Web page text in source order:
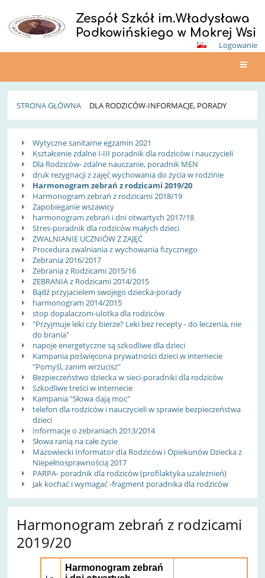
Zespół Szkół im.Władysława
Podkowińskiego w Mokrej Wsi
Logowanie
STRONA GŁÓWNA DLA RODZICÓW-INFORMACJE, PORADY
Dla
rodziców-
informacje,
porady
Wytyczne sanitarne egzamin 2021
Kształcenie zdalne I-III poradnik dla rodziców i nauczycieli
Dla Rodziców- zdalne nauczanie, poradnik MEN
druk rezygnacji z zajęć wychowania do życia w rodzinie
Harmonogram zebrań z rodzicami 2019/20
Harmonogram zebrań z rodzicami 2018/19
Zapobieganie wszawicy
harmonogram zebrań i dni otwartych 2017/18
Stres-poradnik dla rodziców małych dzieci
ZWALNIANIE UCZNIÓW Z ZAJĘĆ
Procedura zwalniania z wychowania fizycznego
Zebrania 2016/2017
Zebrania z Rodzicami 2015/16
ZEBRANIA z Rodzicami 2014/2015
Bądź przyjacielem swojego dziecka-porady
harmonogram 2014/2015
stop dopalaczom-ulotka dla rodziców
"Przyjmuje leki czy bierze? Leki bez recepty - do leczenia, nie
do brania"
napoje energetyczne są szkodliwe dla dzieci
Kampania poświęcona prywatności dzieci w internecie
"Pomyśl, zanim wrzucisz"
Bezpieczeństwo dziecka w sieci-poradniki dla rodziców
Szkodliwe treści w internecie
Kampania "Słowa dają moc"
telefon dla rodziców i nauczycieli w sprawie bezpieczeństwa
dzieci
Informacje o zebraniach 2013/2014
Słowa ranią na całe życie
Mazowiecki Informator dla Rodziców i Opiekunów Dziecka z
Niepełnosprawnością 2017
PARPA- poradnik dla rodziców (profilaktyka uzależnień)
Jak kochać i wymagać -fragment poradnika dla rodziców
Harmonogram zebrań z rodzicami
2019/20
Harmonogram zebrań